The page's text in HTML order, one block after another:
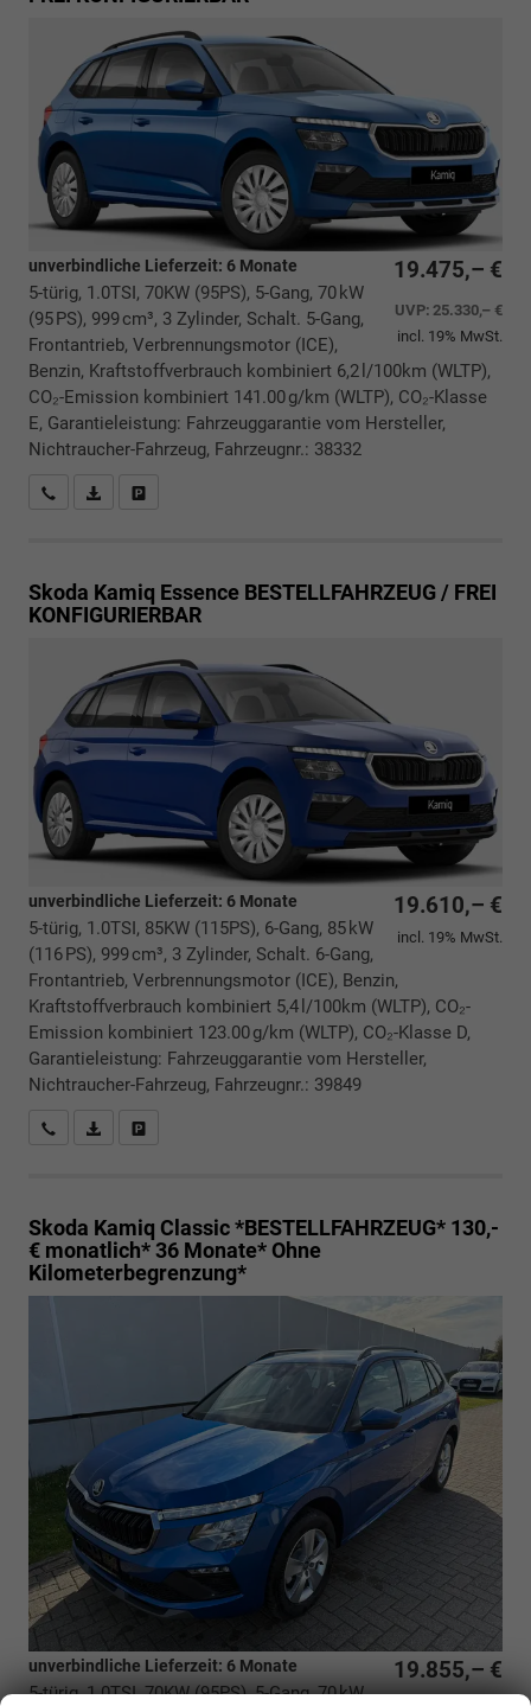
19.475,– €
UVP:25.330,– €
incl. 19% MwSt.
unverbindliche Lieferzeit: 6 Monate
5-türig, 1.0TSI, 70KW (95PS), 5-Gang, 70 kW
(95 PS), 999 cm³, 3 Zylinder, Schalt. 5-Gang,
Frontantrieb, Verbrennungsmotor (ICE),
Benzin, Kraftstoffverbrauch kombiniert 6,2 l/100km (WLTP),
CO₂-Emission kombiniert 141.00 g/km (WLTP), CO₂-Klasse
E, Garantieleistung: Fahrzeuggarantie vom Hersteller,
Nichtraucher-Fahrzeug, Fahrzeugnr.: 38332
Rückrufbitte absenden
PDF-Datei, Fahrzeugexposé drucken
Skoda Kamiq Essence BESTELLFAHRZEUG / FREI
KONFIGURIERBAR
19.610,– €
incl. 19% MwSt.
unverbindliche Lieferzeit: 6 Monate
5-türig, 1.0TSI, 85KW (115PS), 6-Gang, 85 kW
(116 PS), 999 cm³, 3 Zylinder, Schalt. 6-Gang,
Frontantrieb, Verbrennungsmotor (ICE), Benzin,
Kraftstoffverbrauch kombiniert 5,4 l/100km (WLTP), CO₂-
Emission kombiniert 123.00 g/km (WLTP), CO₂-Klasse D,
Garantieleistung: Fahrzeuggarantie vom Hersteller,
Nichtraucher-Fahrzeug, Fahrzeugnr.: 39849
Rückrufbitte absenden
PDF-Datei, Fahrzeugexposé drucken
Skoda Kamiq Classic *BESTELLFAHRZEUG* 130,-
€ monatlich* 36 Monate* Ohne
Kilometerbegrenzung*
19.855,– €
unverbindliche Lieferzeit: 6 Monate
5-türig, 1.0TSI, 70KW (95PS), 5-Gang, 70 kW